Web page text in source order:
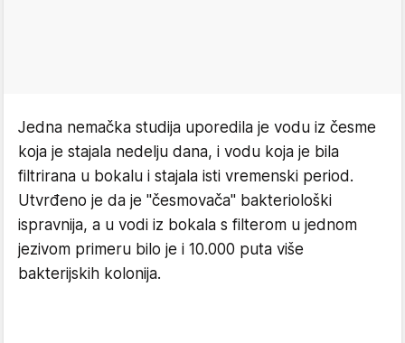
Jedna nemačka studija uporedila je vodu iz česme
koja je stajala nedelju dana, i vodu koja je bila
filtrirana u bokalu i stajala isti vremenski period.
Utvrđeno je da je "česmovača" bakteriološki
ispravnija, a u vodi iz bokala s filterom u jednom
jezivom primeru bilo je i 10.000 puta više
bakterijskih kolonija.